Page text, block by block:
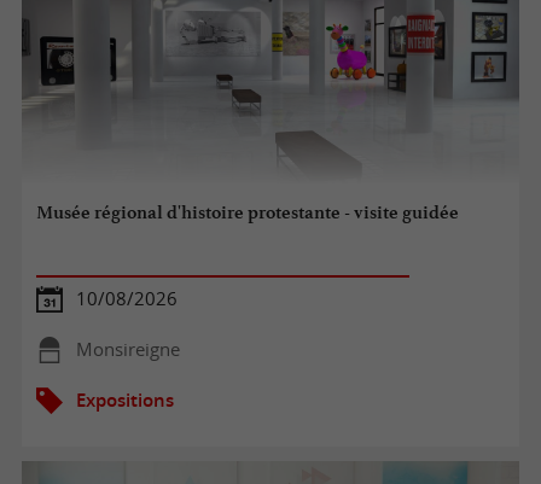
Musée régional d'histoire protestante - visite guidée
10/08/2026
Monsireigne
Expositions